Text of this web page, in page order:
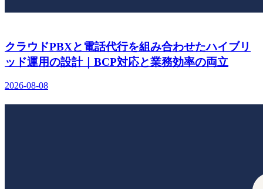
クラウドPBXと電話代行を組み合わせたハイブリ
ッド運用の設計｜BCP対応と業務効率の両立
2026-08-08